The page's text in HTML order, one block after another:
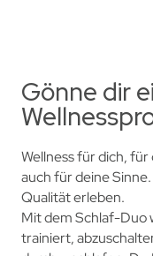
Gönne dir
Wellness für dich,
auch für deine
Qualität erleben.
Mit dem Schlaf-Duo
trainiert,